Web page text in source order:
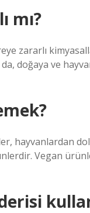
mı?
zararlı
da, doğaya ve
hayvanlardan
Vegan